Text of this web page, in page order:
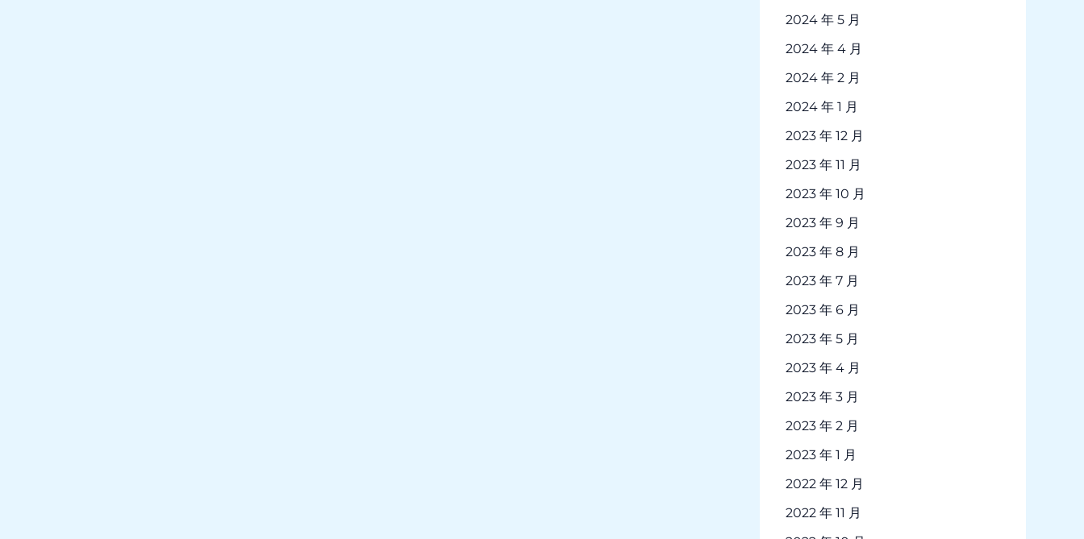
2024 年 5 月
2024 年 4 月
2024 年 2 月
2024 年 1 月
2023 年 12 月
2023 年 11 月
2023 年 10 月
2023 年 9 月
2023 年 8 月
2023 年 7 月
2023 年 6 月
2023 年 5 月
2023 年 4 月
2023 年 3 月
2023 年 2 月
2023 年 1 月
2022 年 12 月
2022 年 11 月